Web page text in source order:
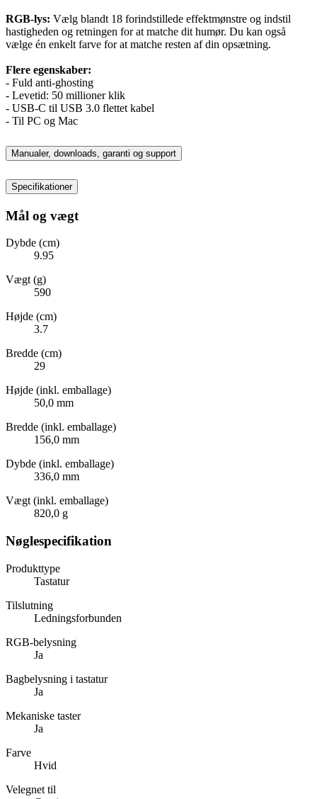
RGB-lys: Vælg blandt 18 forindstillede effektmønstre og indstil
hastigheden og retningen for at matche dit humør. Du kan også
vælge én enkelt farve for at matche resten af din opsætning.
Flere egenskaber:
- Fuld anti-ghosting
- Levetid: 50 millioner klik
- USB-C til USB 3.0 flettet kabel
- Til PC og Mac
Manualer, downloads, garanti og support
Specifikationer
Mål og vægt
Dybde (cm)
9.95
Vægt (g)
590
Højde (cm)
3.7
Bredde (cm)
29
Højde (inkl. emballage)
50,0 mm
Bredde (inkl. emballage)
156,0 mm
Dybde (inkl. emballage)
336,0 mm
Vægt (inkl. emballage)
820,0 g
Nøglespecifikation
Produkttype
Tastatur
Tilslutning
Ledningsforbunden
RGB-belysning
Ja
Bagbelysning i tastatur
Ja
Mekaniske taster
Ja
Farve
Hvid
Velegnet til